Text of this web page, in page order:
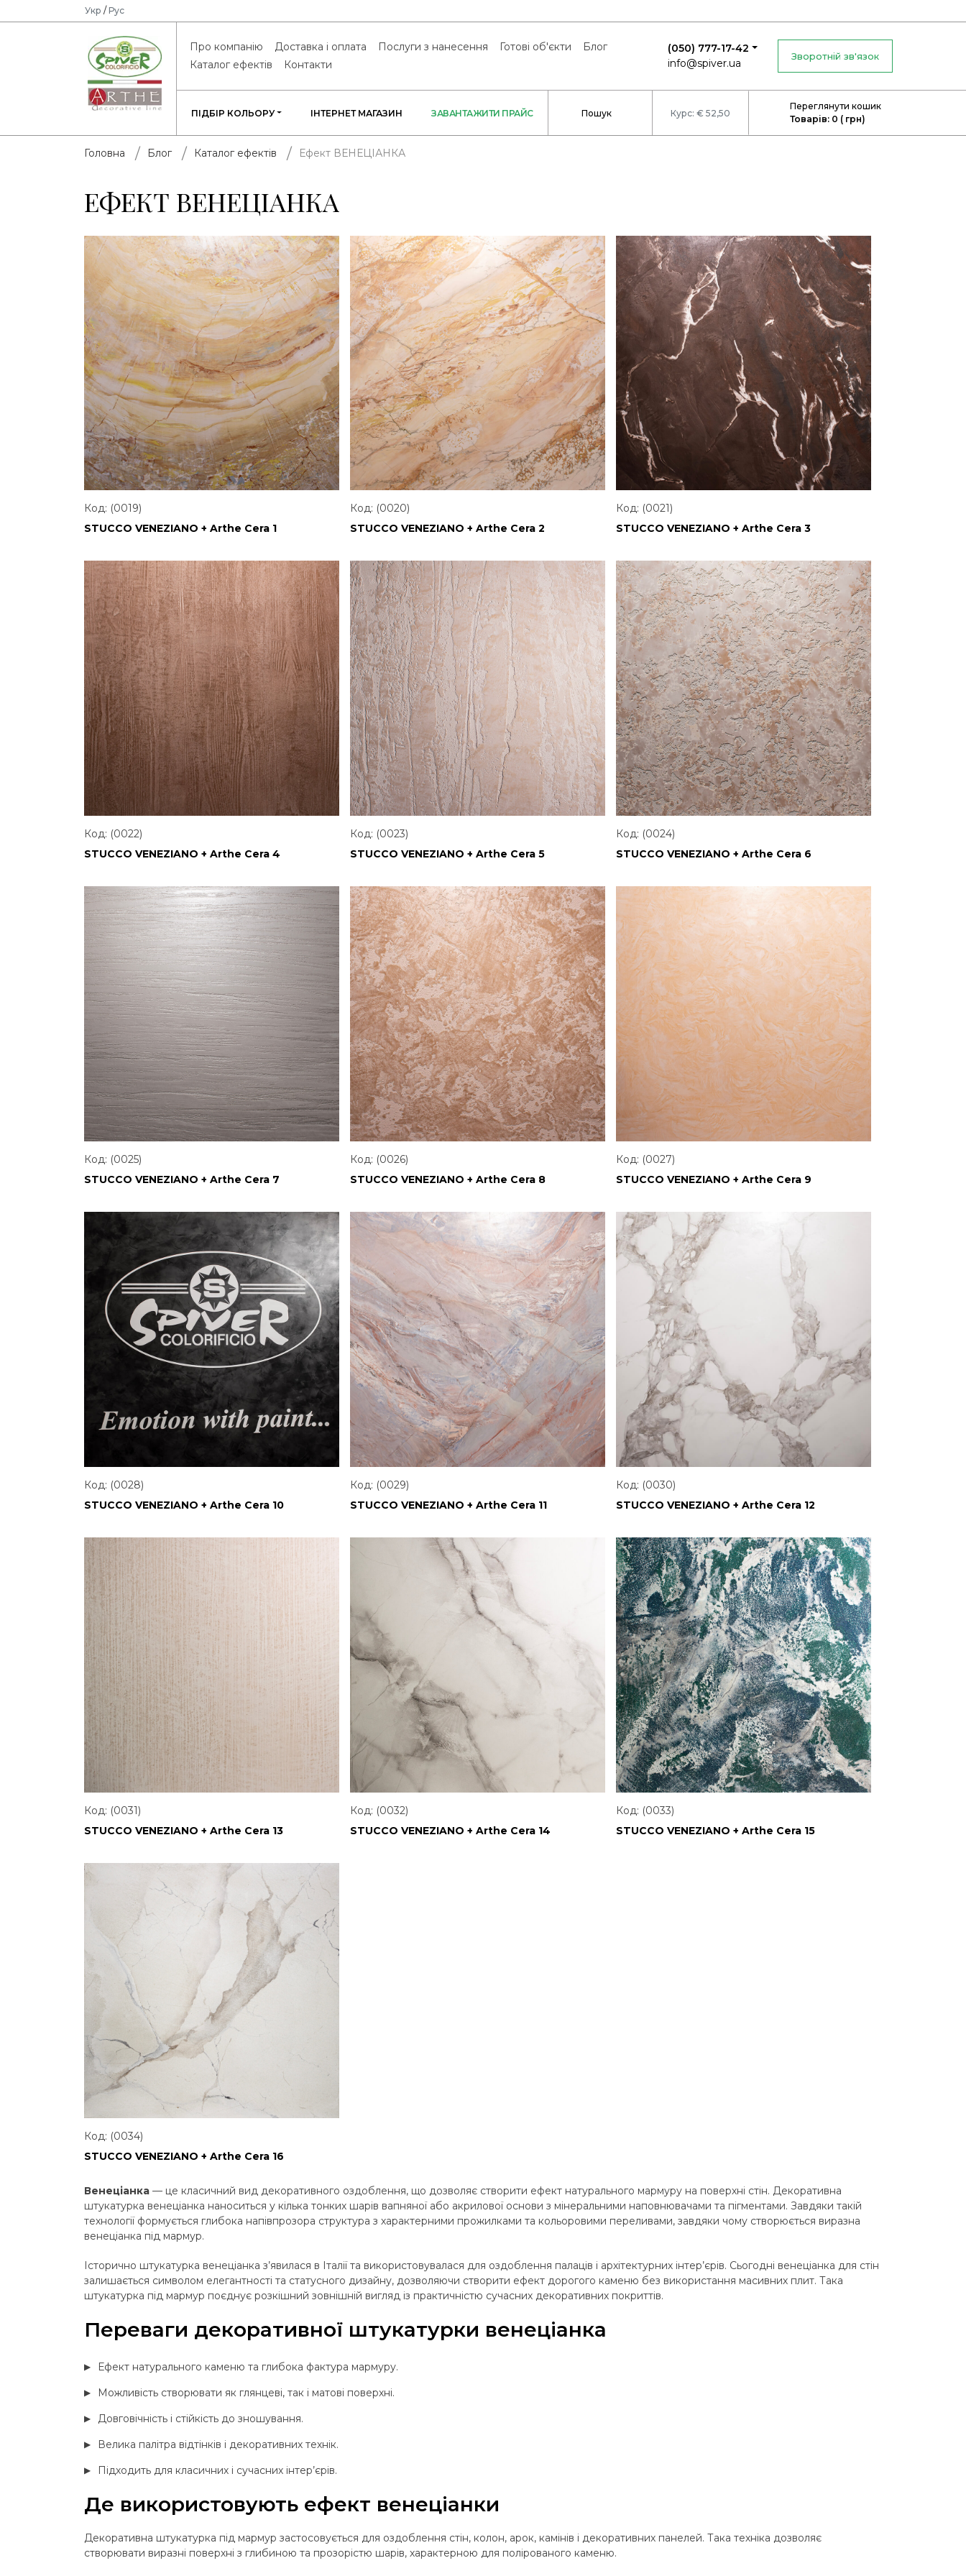
Укр / Рус
Про компанію Доставка і оплата Послуги з нанесення Готові об'єкти
Блог
Каталог ефектів
Контакти
(050) 777-17-42
info@spiver.ua
Зворотній зв'язок
ПІДБІР КОЛЬОРУ ІНТЕРНЕТ МАГАЗИН ЗАВАНТАЖИТИ ПРАЙС Курс: € 52,50
Переглянути кошик
Товарів: 0 ( грн)
Головна Блог Каталог ефектів Ефект ВЕНЕЦІАНКА
ЕФЕКТ ВЕНЕЦІАНКА
Код: (0019)
STUCCO VENEZIANO + Arthe Cera 1
Код: (0020)
STUCCO VENEZIANO + Arthe Cera 2
Код: (0021)
STUCCO VENEZIANO + Arthe Cera 3
Код: (0022)
STUCCO VENEZIANO + Arthe Cera 4
Код: (0023)
STUCCO VENEZIANO + Arthe Cera 5
Код: (0024)
STUCCO VENEZIANO + Arthe Cera 6
Код: (0025)
STUCCO VENEZIANO + Arthe Cera 7
Код: (0026)
STUCCO VENEZIANO + Arthe Cera 8
Код: (0027)
STUCCO VENEZIANO + Arthe Cera 9
Код: (0028)
STUCCO VENEZIANO + Arthe Cera 10
Код: (0029)
STUCCO VENEZIANO + Arthe Cera 11
Код: (0030)
STUCCO VENEZIANO + Arthe Cera 12
Код: (0031)
STUCCO VENEZIANO + Arthe Cera 13
Код: (0032)
STUCCO VENEZIANO + Arthe Cera 14
Код: (0033)
STUCCO VENEZIANO + Arthe Cera 15
Код: (0034)
STUCCO VENEZIANO + Arthe Cera 16
Венеціанка — це класичний вид декоративного оздоблення, що дозволяє створити ефект натурального мармуру на поверхні стін. Декоративна
штукатурка венеціанка наноситься у кілька тонких шарів вапняної або акрилової основи з мінеральними наповнювачами та пігментами. Завдяки такій
технології формується глибока напівпрозора структура з характерними прожилками та кольоровими переливами, завдяки чому створюється виразна
венеціанка під мармур.
Історично штукатурка венеціанка з’явилася в Італії та використовувалася для оздоблення палаців і архітектурних інтер’єрів. Сьогодні венеціанка для стін
залишається символом елегантності та статусного дизайну, дозволяючи створити ефект дорогого каменю без використання масивних плит. Така
штукатурка під мармур поєднує розкішний зовнішній вигляд із практичністю сучасних декоративних покриттів.
Переваги декоративної штукатурки венеціанка
Ефект натурального каменю та глибока фактура мармуру.
Можливість створювати як глянцеві, так і матові поверхні.
Довговічність і стійкість до зношування.
Велика палітра відтінків і декоративних технік.
Підходить для класичних і сучасних інтер’єрів.
Де використовують ефект венеціанки
Декоративна штукатурка під мармур застосовується для оздоблення стін, колон, арок, камінів і декоративних панелей. Така техніка дозволяє
створювати виразні поверхні з глибиною та прозорістю шарів, характерною для полірованого каменю.